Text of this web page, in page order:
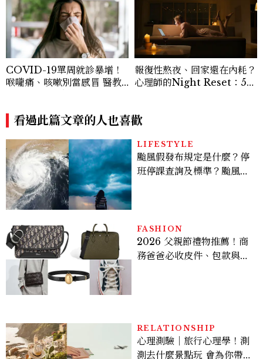
COVID-19單周就診暴增！
喉嚨痛、咳嗽別當感冒 醫教
報復性熬夜、回家還在內耗？
心理師的Night Reset：5個
看過此篇文章的人也喜歡
LIFESTYLE
颱風假發布規定是什麼？停
班停課查詢及標準？颱風假
FASHION
2026 父親節禮物推薦！商
務爸爸必收皮件、包款與鞋
RELATIONSHIP
心理測驗｜旅行心理學！測
測去什麼景點玩 會為你帶來